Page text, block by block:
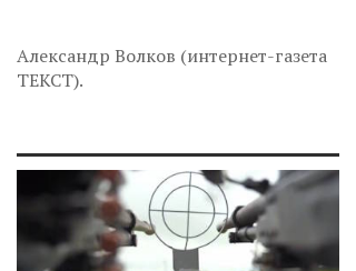
Александр Волков (интернет-газета
ТЕКСТ).